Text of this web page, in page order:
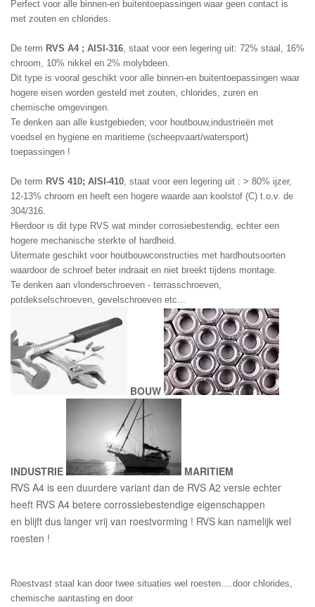
Perfect voor alle binnen-en buitentoepassingen waar geen contact is
met zouten en chlorides.
De term RVS A4 ; AISI-316, staat voor een legering uit: 72% staal, 16%
chroom, 10% nikkel en 2% molybdeen.
Dit type is vooral geschikt voor alle binnen-en buitentoepassingen waar
hogere eisen worden gesteld met zouten, chlorides, zuren en
chemische omgevingen.
Te denken aan alle kustgebieden; voor houtbouw,industrieën met
voedsel en hygiene en maritieme (scheepvaart/watersport)
toepassingen !
De term RVS 410; AISI-410, staat voor een legering uit : > 80% ijzer,
12-13% chroom en heeft een hogere waarde aan koolstof (C) t.o.v. de
304/316.
Hierdoor is dit type RVS wat minder corrosiebestendig, echter een
hogere mechanische sterkte of hardheid.
Uitermate geschikt voor houtbouwconstructies met hardhoutsoorten
waardoor de schroef beter indraait en niet breekt tijdens montage.
Te denken aan vlonderschroeven - terrasschroeven,
potdekselschroeven, gevelschroeven etc...
BOUW
INDUSTRIE
MARITIEM
RVS A4 is een duurdere variant dan de RVS A2 versie echter
heeft RVS A4 betere corrossiebestendige eigenschappen
en blijft dus langer vrij van roestvorming ! RVS kan namelijk wel
roesten !
Roestvast staal kan door twee situaties wel roesten….door chlorides,
chemische aantasting en door